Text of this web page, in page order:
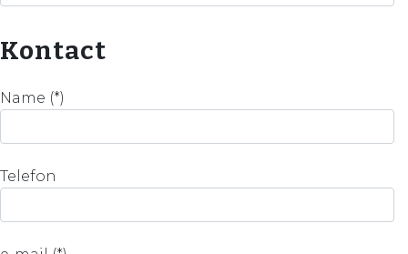
Kontact
Name (*)
Telefon